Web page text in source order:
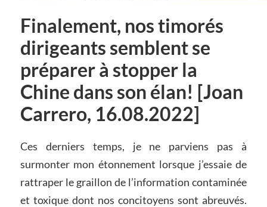
Finalement, nos timorés
dirigeants semblent se
préparer à stopper la
Chine dans son élan! [Joan
Carrero, 16.08.2022]
Ces derniers temps, je ne parviens pas à
surmonter mon étonnement lorsque j’essaie de
rattraper le graillon de l’information contaminée
et toxique dont nos concitoyens sont abreuvés.